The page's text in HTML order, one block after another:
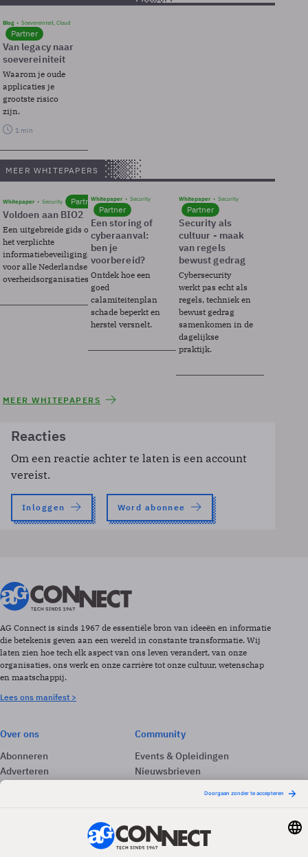
Blog Soevereinteit, Cloud
Partner
Van legacy naar
soevereiniteit
Waarom je oude
applicaties je
grootste risico
zijn.
1 min
MEER WHITEPAPERS
Whitepaper Security Partner
Voldoen aan BIO2
Een uitgebreide gids over BIO2,
het verplichte
informatiebeveiligingsframework
voor alle Nederlandse
overheidsorganisaties.
Whitepaper Security
Partner
Een storing of
cyberaanval:
ben je
voorbereid?
Ontdek hoe een
goed
calamiteitenplan
schade beperkt en
herstel versnelt.
Whitepaper Security
Partner
Security als
cultuur - maak
van regels
bewust gedrag
Cybersecurity
werkt pas echt als
regels, techniek en
bewust gedrag
samenkomen in de
dagelijkse
praktijk.
MEER WHITEPAPERS
Reacties
Om een reactie achter te laten is een account
vereist.
Inloggen Word abonnee
AG Connect is sinds 1967 de essentiële bron van ideeën en informatie
die betekenis geven aan een wereld in constante transformatie. Wij
laten zien hoe tech elk aspect van ons leven verandert, van onze
organisaties, ons werk en onze carrière tot onze cultuur, wetenschap
en maatschappij.
Lees ons manifest >
Over ons
Abonneren
Adverteren
Contact
Community
Events & Opleidingen
Nieuwsbrieven